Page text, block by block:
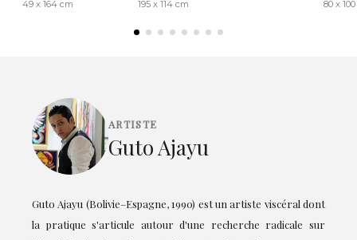
49 x 164 cm 195 x 114 cm 80 x
ARTISTE
Guto Ajayu
Guto Ajayu (Bolivie–Espagne, 1990) est un artiste viscéral dont
la pratique s'articule autour d'une recherche radicale sur